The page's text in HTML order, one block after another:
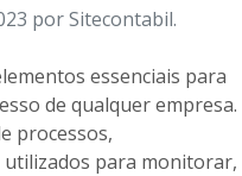
por Sitecontabil.
essenciais para
de qualquer empresa.
processos,
para monitorar,